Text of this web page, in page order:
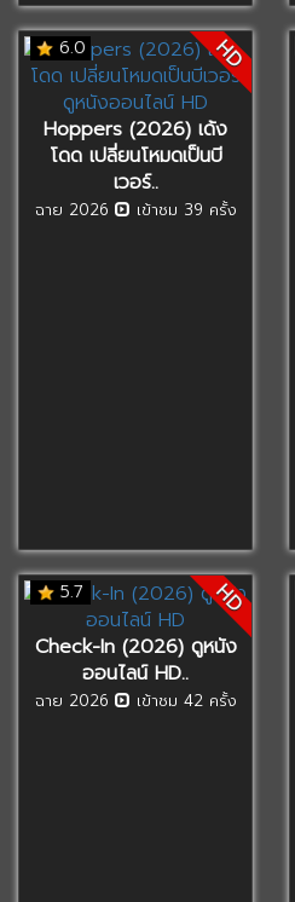
6.0 HD
Hoppers (2026) เด้ง
โดด เปลี่ยนโหมดเป็นบี
เวอร์..
ฉาย 2026 เข้าชม 39 ครั้ง
5.7 HD
Check-In (2026) ดูหนัง
ออนไลน์ HD..
ฉาย 2026 เข้าชม 42 ครั้ง